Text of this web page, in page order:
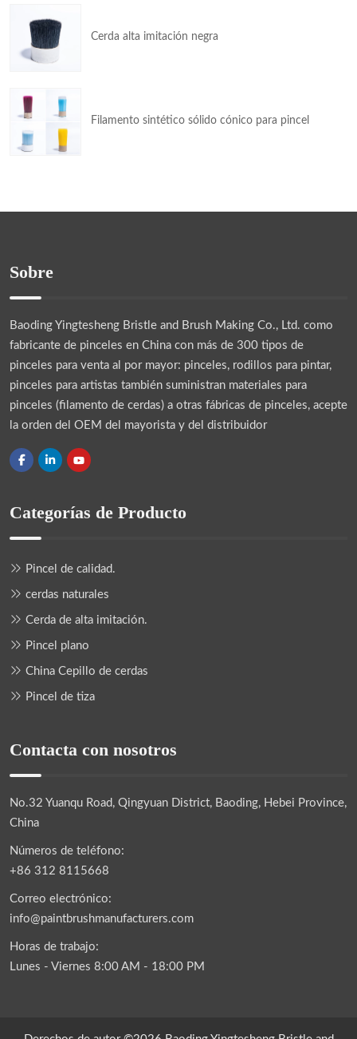
Cerda alta imitación negra
Filamento sintético sólido cónico para pincel
Sobre
Baoding Yingtesheng Bristle and Brush Making Co., Ltd. como
fabricante de pinceles en China con más de 300 tipos de
pinceles para venta al por mayor: pinceles, rodillos para pintar,
pinceles para artistas también suministran materiales para
pinceles (filamento de cerdas) a otras fábricas de pinceles, acepte
la orden del OEM del mayorista y del distribuidor
Categorías de Producto
Pincel de calidad.
cerdas naturales
Cerda de alta imitación.
Pincel plano
China Cepillo de cerdas
Pincel de tiza
Contacta con nosotros
No.32 Yuanqu Road, Qingyuan District, Baoding, Hebei Province,
China
Números de teléfono:
+86 312 8115668
Correo electrónico:
info@paintbrushmanufacturers.com
Horas de trabajo:
Lunes - Viernes 8:00 AM - 18:00 PM